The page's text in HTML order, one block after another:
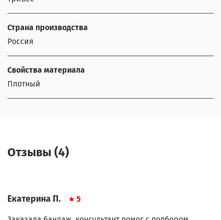
Страна производства
Россия
Свойства материала
Плотный
Отзывы (4)
Екатерина П. 5